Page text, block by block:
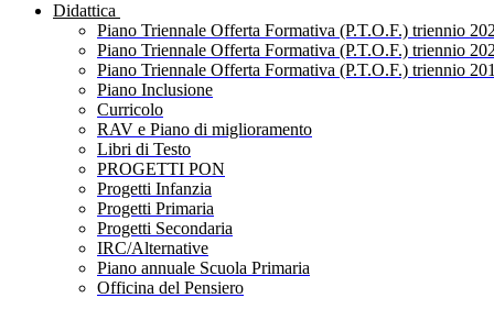
Didattica
Piano Triennale Offerta Formativa (P.T.O.F.) triennio
Piano Triennale Offerta Formativa (P.T.O.F.) triennio
Piano Triennale Offerta Formativa (P.T.O.F.) triennio
Piano Inclusione
Curricolo
RAV e Piano di miglioramento
Libri di Testo
PROGETTI PON
Progetti Infanzia
Progetti Primaria
Progetti Secondaria
IRC/Alternative
Piano annuale Scuola Primaria
Officina del Pensiero